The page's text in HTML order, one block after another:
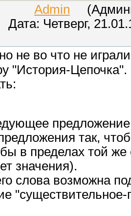
Admin
Дата: Четверг,
не во что не
"История-Цепочка".
так,
бы в пределах той
значения).
слова возможна